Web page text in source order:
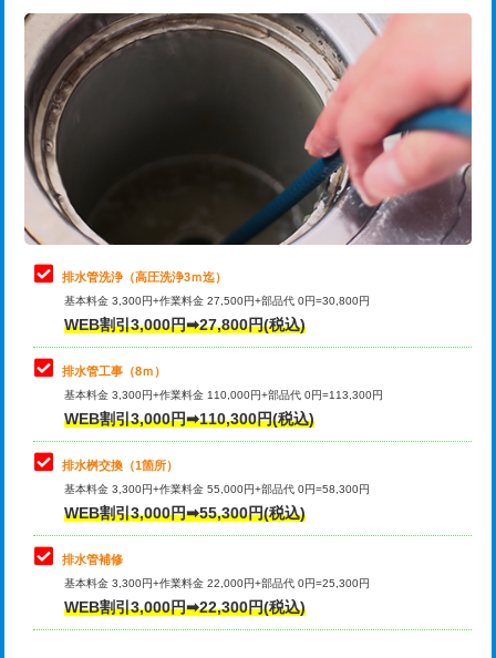
給水管工事※（ライニング鋼管・銅
管・ポリ管・HT管使用/3ｍまで)
44,000円
給水管工事※（ライニング鋼管・銅
管・ポリ管・HT管使用/3ｍ超え)
+8,800円
排水管工事（土の掘削・埋め戻し作
業）
11,000円~
排水管工事（排水管工事/3ｍまで） 55,000円
排水管工事（追加 排水管工事/3ｍ超
え）
マス交換（土の掘削・埋め戻し作業）
マス交換（深さ50㎝未満）
マス交換（深さ50㎝以上）
コンクリート斫り（厚さ10㎝まで）
コンクリート斫り（厚さ10㎝超え）
モルタル補修（厚さ10㎝まで）
モルタル補修（厚さ10㎝超え）
追加トーラー機使用/3m超え +3,300円
カメラ調査 33,000円
桝清掃 8,800円
止水・漏水調査・防水処理・清掃・修
理・調整・分解・加工など（軽作業）
11,000円
止水・漏水調査・防水処理・清掃・修
理・調整・分解・加工など（中作業）
22,000円
止水・漏水調査・防水処理・清掃・修
理・調整・分解・加工など（重作業）
33,000円
その他部品の脱着
交換・取付（タンク）
交換・取付(単水栓（壁付・デッキ
式）)
交換・取付(混合水栓（壁付・デッキ
式・ワンホール）)
16,500円+材料費
交換・取付(排水栓・排水トラップ
排水管洗浄（高圧洗浄3ｍ迄）
基本料金 3,300円+作業料金 27,500円+部品代 0円=30,800円
WEB割引3,000円➡27,800円(税込)
排水管工事（8ｍ）
基本料金 3,300円+作業料金 110,000円+部品代 0円=113,300円
WEB割引3,000円➡110,300円(税込)
排水桝交換（1箇所）
基本料金 3,300円+作業料金 55,000円+部品代 0円=58,300円
WEB割引3,000円➡55,300円(税込)
排水管補修
基本料金 3,300円+作業料金 22,000円+部品代 0円=25,300円
WEB割引3,000円➡22,300円(税込)